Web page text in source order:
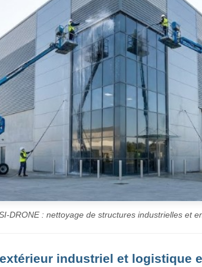
DRONE : nettoyage de structures industrielles et
industriel et logistique